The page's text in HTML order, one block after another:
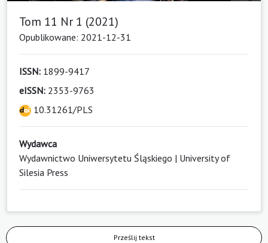
Tom 11 Nr 1 (2021)
Opublikowane: 2021-12-31
ISSN: 1899-9417
eISSN: 2353-9763
10.31261/PLS
Wydawca
Wydawnictwo Uniwersytetu Śląskiego | University of
Silesia Press
Prześlij tekst